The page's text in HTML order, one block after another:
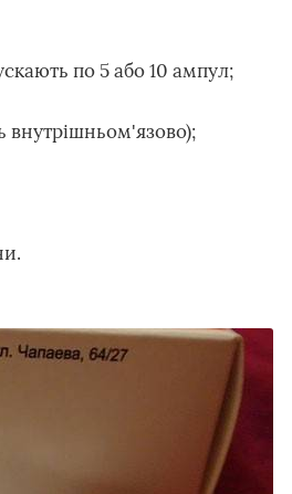
по 5 або 10 ампул;
внутрішньом'язово);